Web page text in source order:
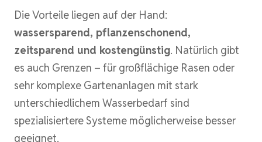
Die Vorteile liegen auf der Hand:
wassersparend, pflanzenschonend,
zeitsparend und kostengünstig. Natürlich gibt
es auch Grenzen – für großflächige Rasen oder
sehr komplexe Gartenanlagen mit stark
unterschiedlichem Wasserbedarf sind
spezialisiertere Systeme möglicherweise besser
geeignet.